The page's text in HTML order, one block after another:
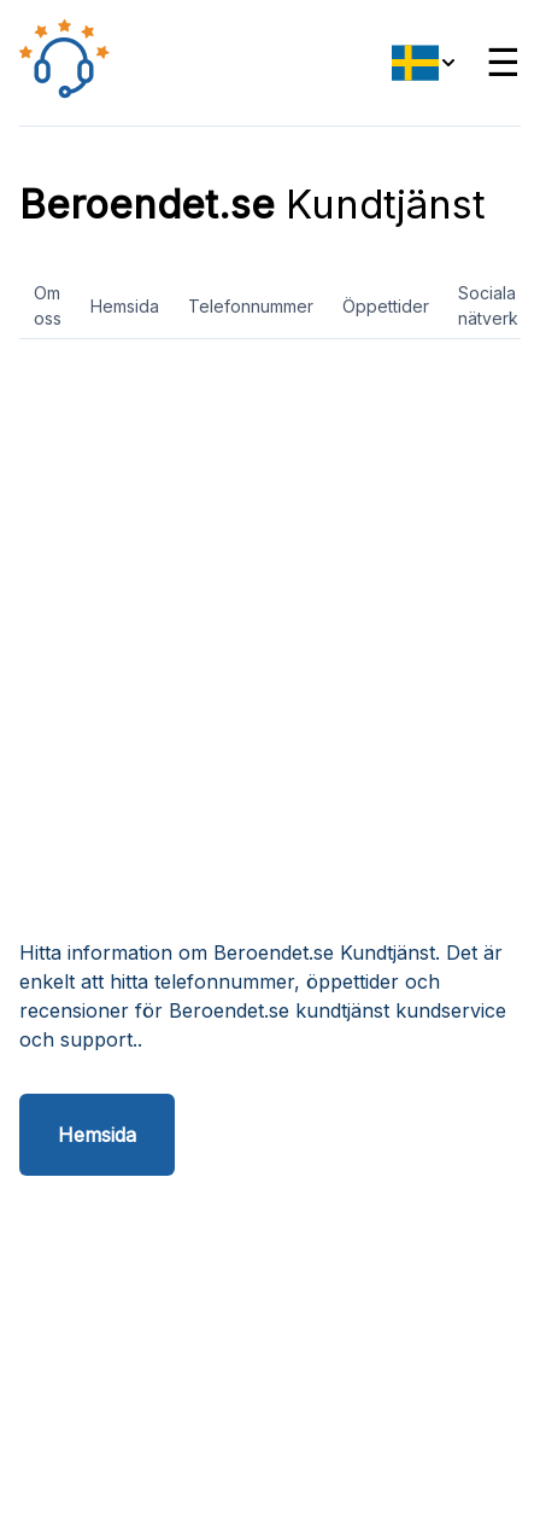
☰
Beroendet.se Kundtjänst
Om
oss
Hemsida Telefonnummer Öppettider
Sociala
nätverk
Hitta information om Beroendet.se Kundtjänst. Det är
enkelt att hitta telefonnummer, öppettider och
recensioner för Beroendet.se kundtjänst kundservice
och support..
Hemsida